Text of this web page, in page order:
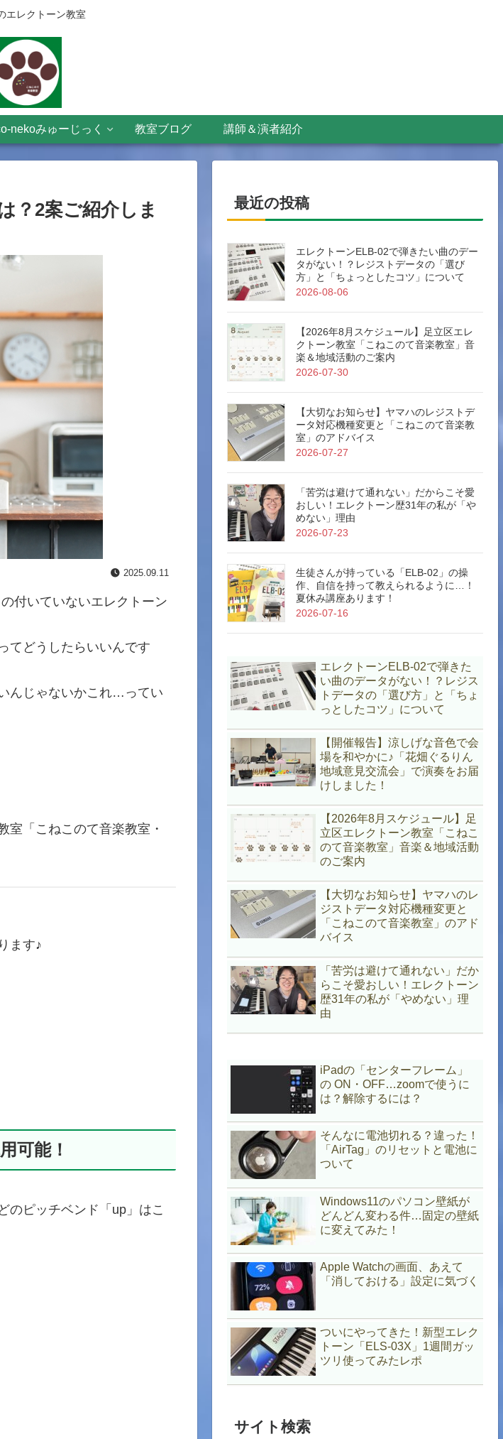
エレクトーン教室
nekoみゅーじっく 教室ブログ 講師＆演者紹介
？2案ご紹介しま
2025.09.11
付いていないエレクトーン
てどうしたらいいんです
んじゃないかこれ…ってい
室「こねこのて音楽教室・
ます♪
可能！
のピッチベンド「up」はこ
最近の投稿
エレクトーンELB-02で弾きたい曲のデー
タがない！？レジストデータの「選び
方」と「ちょっとしたコツ」について
2026-08-06
【2026年8月スケジュール】足立区エレ
クトーン教室「こねこのて音楽教室」音
楽＆地域活動のご案内
2026-07-30
【大切なお知らせ】ヤマハのレジストデ
ータ対応機種変更と「こねこのて音楽教
室」のアドバイス
2026-07-27
「苦労は避けて通れない」だからこそ愛
おしい！エレクトーン歴31年の私が「や
めない」理由
2026-07-23
生徒さんが持っている「ELB-02」の操
作、自信を持って教えられるように…！
夏休み講座あります！
2026-07-16
エレクトーンELB-02で弾きた
い曲のデータがない！？レジス
トデータの「選び方」と「ちょ
っとしたコツ」について
【開催報告】涼しげな音色で会
場を和やかに♪「花畑ぐるりん
地域意見交流会」で演奏をお届
けしました！
【2026年8月スケジュール】足
立区エレクトーン教室「こねこ
のて音楽教室」音楽＆地域活動
のご案内
【大切なお知らせ】ヤマハのレ
ジストデータ対応機種変更と
「こねこのて音楽教室」のアド
バイス
「苦労は避けて通れない」だか
らこそ愛おしい！エレクトーン
歴31年の私が「やめない」理
由
iPadの「センターフレーム」
の ON・OFF…zoomで使うに
は？解除するには？
そんなに電池切れる？違った！
「AirTag」のリセットと電池に
ついて
Windows11のパソコン壁紙が
どんどん変わる件…固定の壁紙
に変えてみた！
Apple Watchの画面、あえて
「消しておける」設定に気づく
ついにやってきた！新型エレク
トーン「ELS-03X」1週間ガッ
ツリ使ってみたレポ
サイト検索